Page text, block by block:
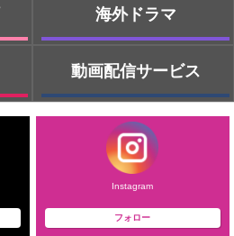
海外ドラマ
動画配信サービス
Instagram
フォロー